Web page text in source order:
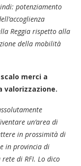
potenziamento
Reggia rispetto alla
della mobilità
merci a
valorizzazione.
un’area di
in prossimità di
in provincia di
di RFI. Lo dico